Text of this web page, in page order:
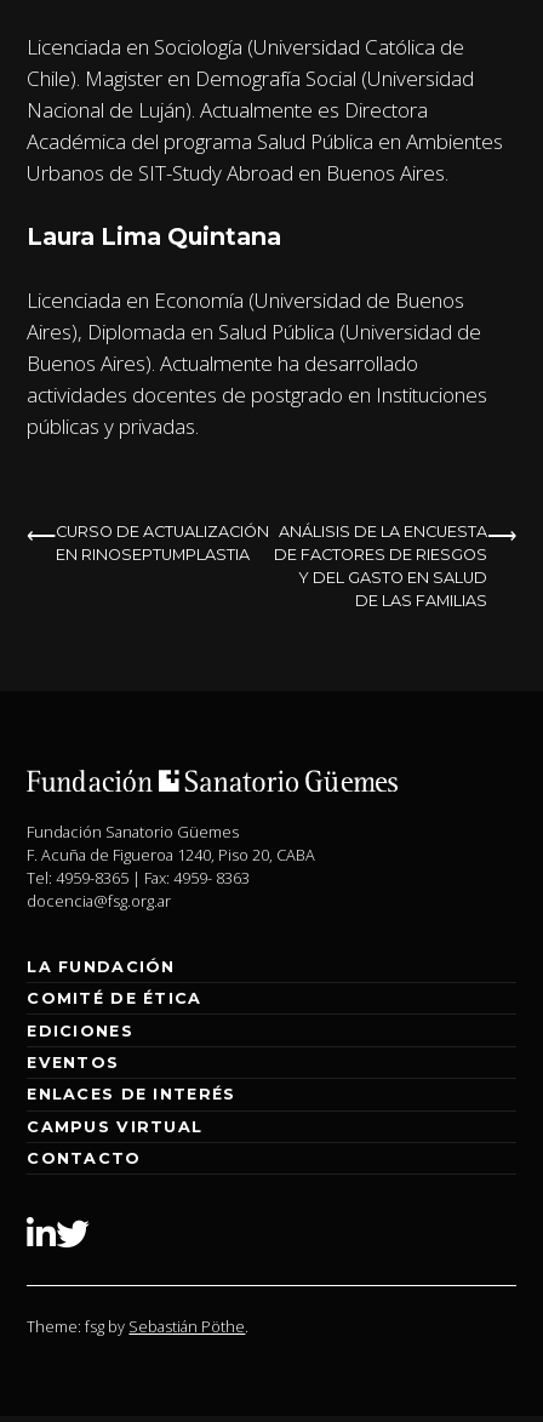
Licenciada en Sociología (Universidad Católica de
Chile). Magister en Demografía Social (Universidad
Nacional de Luján). Actualmente es Directora
Académica del programa Salud Pública en Ambientes
Urbanos de SIT-Study Abroad en Buenos Aires.
Laura Lima Quintana
Licenciada en Economía (Universidad de Buenos
Aires), Diplomada en Salud Pública (Universidad de
Buenos Aires). Actualmente ha desarrollado
actividades docentes de postgrado en Instituciones
públicas y privadas.
NAVEGACIÓN
CURSO DE ACTUALIZACIÓN
EN RINOSEPTUMPLASTIA
ANÁLISIS DE LA ENCUESTA
DE FACTORES DE RIESGOS
Y DEL GASTO EN SALUD
DE LAS FAMILIAS
Fundación Sanatorio Güemes
F. Acuña de Figueroa 1240, Piso 20, CABA
Tel: 4959-8365 | Fax: 4959- 8363
docencia@fsg.org.ar
LA FUNDACIÓN
COMITÉ DE ÉTICA
EDICIONES
EVENTOS
ENLACES DE INTERÉS
CAMPUS VIRTUAL
CONTACTO
Linkedin
Twitter
Theme: fsg by Sebastián Pöthe.